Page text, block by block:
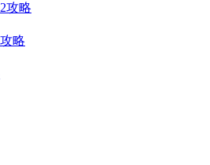
攻略
略